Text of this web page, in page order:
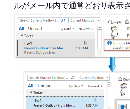
ルがメール内で通常どおり表示さ